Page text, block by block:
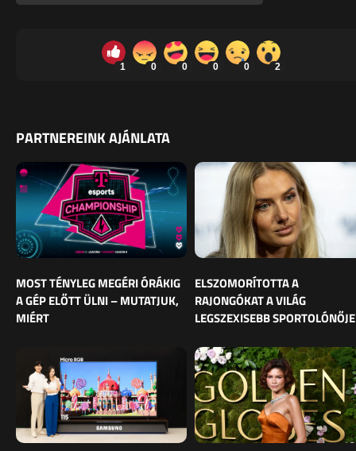
1 0 0 0 0 2
PARTNEREINK AJÁNLATA
MOST TÉNYLEG MEGÉRI ÓRÁKIG
A GÉP ELŐTT ÜLNI – MUTATJUK,
MIÉRT
ELSZOMORÍTOTTA A
RAJONGÓKAT A VILÁG
LEGSZEXISEBB SPORTOLÓNŐJE